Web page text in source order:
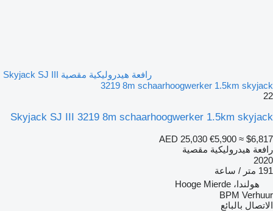
رافعة هيدروليكية مقصية Skyjack SJ III
3219 8m schaarhoogwerker 1.5km skyjack
22
Skyjack SJ III 3219 8m schaarhoogwerker 1.5km skyjack
AED 25,030 €5,900 ≈ $6,817
رافعة هيدروليكية مقصية
2020
191 متر / ساعة
هولندا، Hooge Mierde
BPM Verhuur
الاتصال بالبائع